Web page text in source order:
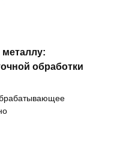
металлу:
обработки